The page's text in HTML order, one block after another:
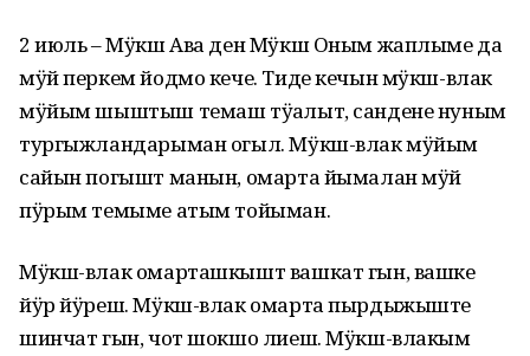
2 июль – Мӱкш Ава ден Мӱкш Оным жаплыме да
мӱй перкем йодмо кече. Тиде кечын мӱкш-влак
мӱйым шыштыш темаш тӱҥалыт, сандене нуным
тургыжландарыман огыл. Мӱкш-влак мӱйым
сайын погышт манын, омарта йымалан мӱй
пӱрым темыме атым тойыман.
Мӱкш-влак омарташкышт вашкат гын, вашке
йӱр йӱреш. Мӱкш-влак омарта пырдыжыште
шинчат гын, чот шокшо лиеш. Мӱкш-влакым